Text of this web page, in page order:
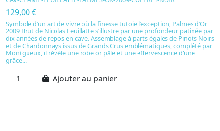
129,00 €
Symbole d’un art de vivre où la finesse tutoie l’exception, Palmes d’Or
2009 Brut de Nicolas Feuillatte s’illustre par une profondeur patinée par
dix années de repos en cave. Assemblage à parts égales de Pinots Noirs
et de Chardonnays issus de Grands Crus emblématiques, complété par
Montgueux, il révèle une robe or pâle et une effervescence d’une
grâce...
Ajouter au panier